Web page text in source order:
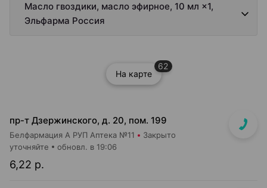
Масло гвоздики, масло эфирное, 10 мл ×1,
Эльфарма Россия
На карте
62
пр-т Дзержинского, д. 20, пом. 199
Белфармация А РУП Аптека №11 Закрыто
6,22 р.
уточняйте обновл. в 19:06